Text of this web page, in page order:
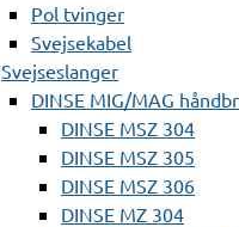
Pol tvinger
Svejsekabel
Svejseslanger
DINSE MIG/MAG
DINSE MSZ 304
DINSE MSZ 305
DINSE MSZ 306
DINSE MZ 304